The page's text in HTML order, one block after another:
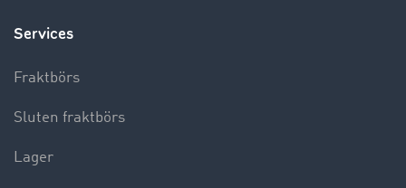
Services
Fraktbörs
Sluten fraktbörs
Lager